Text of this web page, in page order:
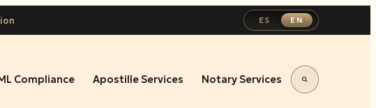
ES EN
Compliance Apostille Services Notary Services